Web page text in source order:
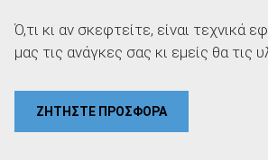
Ό,τι κι αν σκεφτείτε, είναι τεχνικά
μας τις ανάγκες σας κι εμείς θα τις
ΖΗΤΗΣΤΕ ΠΡΟΣΦΟΡΑ